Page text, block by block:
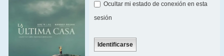
Ocultar mi estado de conexión en esta
sesión